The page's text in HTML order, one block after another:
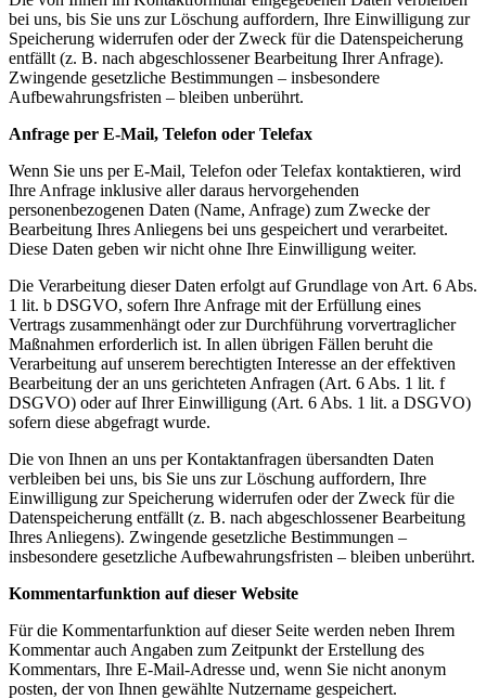
bei uns, bis Sie uns zur Löschung auffordern, Ihre Einwilligung zur
Speicherung widerrufen oder der Zweck für die Datenspeicherung
entfällt (z. B. nach abgeschlossener Bearbeitung Ihrer Anfrage).
Zwingende gesetzliche Bestimmungen – insbesondere
Aufbewahrungsfristen – bleiben unberührt.
Anfrage per E-Mail, Telefon oder Telefax
Wenn Sie uns per E-Mail, Telefon oder Telefax kontaktieren, wird
Ihre Anfrage inklusive aller daraus hervorgehenden
personenbezogenen Daten (Name, Anfrage) zum Zwecke der
Bearbeitung Ihres Anliegens bei uns gespeichert und verarbeitet.
Diese Daten geben wir nicht ohne Ihre Einwilligung weiter.
Die Verarbeitung dieser Daten erfolgt auf Grundlage von Art. 6 Abs.
1 lit. b DSGVO, sofern Ihre Anfrage mit der Erfüllung eines
Vertrags zusammenhängt oder zur Durchführung vorvertraglicher
Maßnahmen erforderlich ist. In allen übrigen Fällen beruht die
Verarbeitung auf unserem berechtigten Interesse an der effektiven
Bearbeitung der an uns gerichteten Anfragen (Art. 6 Abs. 1 lit. f
DSGVO) oder auf Ihrer Einwilligung (Art. 6 Abs. 1 lit. a DSGVO)
sofern diese abgefragt wurde.
Die von Ihnen an uns per Kontaktanfragen übersandten Daten
verbleiben bei uns, bis Sie uns zur Löschung auffordern, Ihre
Einwilligung zur Speicherung widerrufen oder der Zweck für die
Datenspeicherung entfällt (z. B. nach abgeschlossener Bearbeitung
Ihres Anliegens). Zwingende gesetzliche Bestimmungen –
insbesondere gesetzliche Aufbewahrungsfristen – bleiben unberührt.
Kommentar­funktion auf dieser Website
Für die Kommentarfunktion auf dieser Seite werden neben Ihrem
Kommentar auch Angaben zum Zeitpunkt der Erstellung des
Kommentars, Ihre E-Mail-Adresse und, wenn Sie nicht anonym
posten, der von Ihnen gewählte Nutzername gespeichert.